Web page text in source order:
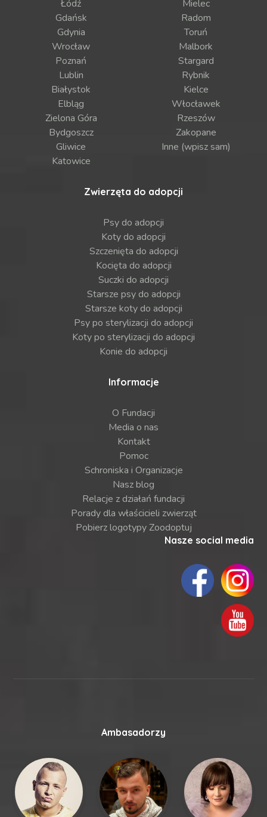
Łódź
Gdańsk
Gdynia
Wrocław
Poznań
Lublin
Białystok
Elbląg
Zielona Góra
Bydgoszcz
Gliwice
Katowice
Mielec
Radom
Toruń
Malbork
Stargard
Rybnik
Kielce
Włocławek
Rzeszów
Zakopane
Inne (wpisz sam)
Zwierzęta do adopcji
Psy do adopcji
Koty do adopcji
Szczenięta do adopcji
Kocięta do adopcji
Suczki do adopcji
Starsze psy do adopcji
Starsze koty do adopcji
Psy po sterylizacji do adopcji
Koty po sterylizacji do adopcji
Konie do adopcji
Informacje
O Fundacji
Media o nas
Kontakt
Pomoc
Schroniska i Organizacje
Nasz blog
Relacje z działań fundacji
Porady dla właścicieli zwierząt
Pobierz logotypy Zoodoptuj
Nasze social media
Ambasadorzy